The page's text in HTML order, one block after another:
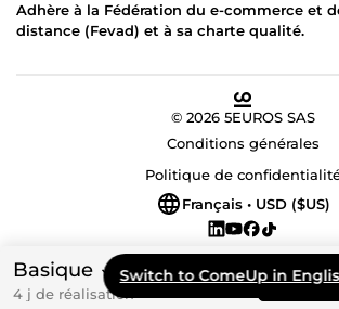
Basique
4 j de réalisation
Switch to ComeUp in
Adhère à la Fédération du e-commerce et
distance (Fevad) et à sa charte qualité.
© 2026 5EUROS SAS
Conditions générales
Politique de
Français • USD ($US)